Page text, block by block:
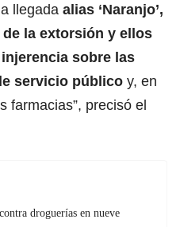
llegada alias ‘Naranjo’,
la extorsión y ellos
sobre las
servicio público y, en
farmacias”, precisó el
droguerías en nueve